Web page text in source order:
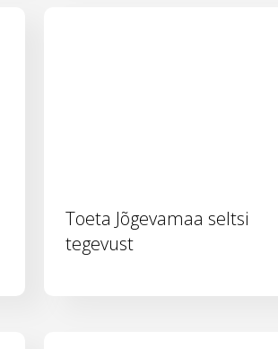
Toeta Jõgevamaa seltsi
tegevust